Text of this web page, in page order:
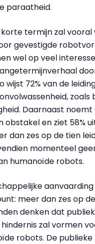
paraatheid.
termijn zal vooral
gevestigde
wel op veel
wijst 72% van de
Daarnaast noemt
obstakel en ziet 58%
dan zes op de tien
momenteel
humanoïde robots.
meer dan zes op
denken dat
zal vormen
robots. De